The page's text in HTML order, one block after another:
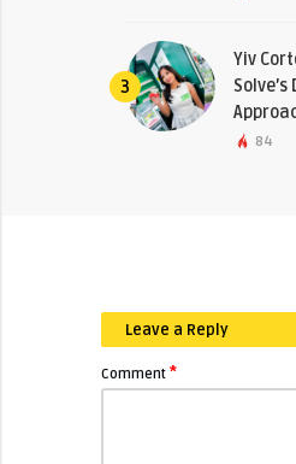
3
Yiv
84
Leave a Reply
Comment *